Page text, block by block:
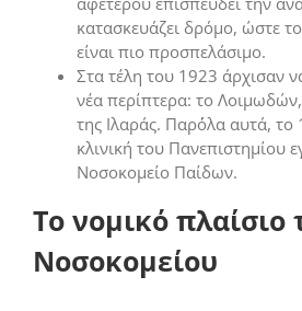
κατασκευάζει δρόμο, ώστε
είναι πιο προσπελάσιμο.
Στα τέλη του 1923 άρχισαν
νέα περίπτερα: το
της Ιλαράς. Παρ΄όλα αυτά,
κλινική του Πανεπιστημίου
Νοσοκομείο Παίδων.
Το νομικό πλαίσιο
Νοσοκομείου